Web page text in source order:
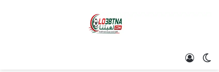
الوضع المظلم